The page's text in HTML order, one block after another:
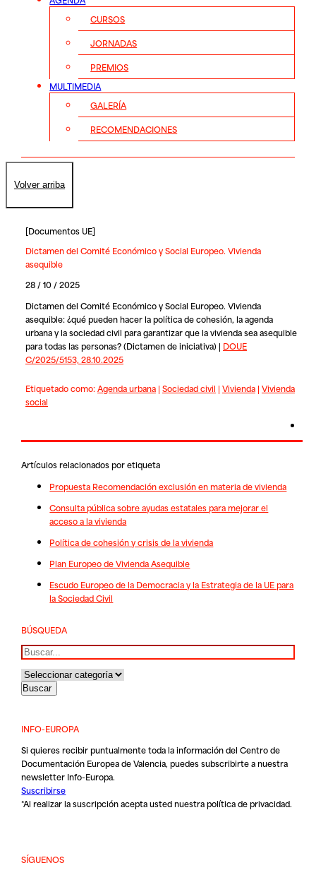
CURSOS
JORNADAS
PREMIOS
MULTIMEDIA
GALERÍA
RECOMENDACIONES
Volver arriba
[Documentos UE]
Dictamen del Comité Económico y Social Europeo. Vivienda
asequible
28 / 10 / 2025
Dictamen del Comité Económico y Social Europeo. Vivienda
asequible: ¿qué pueden hacer la política de cohesión, la agenda
urbana y la sociedad civil para garantizar que la vivienda sea asequible
para todas las personas? (Dictamen de iniciativa) | DOUE
C/2025/5153, 28.10.2025
Etiquetado como:Agenda urbana| Sociedad civil | Vivienda| Vivienda
social
Artículos relacionados por etiqueta
Propuesta Recomendación exclusión en materia de vivienda
Consulta pública sobre ayudas estatales para mejorar el
acceso a la vivienda
Política de cohesión y crisis de la vivienda
Plan Europeo de Vivienda Asequible
Escudo Europeo de la Democracia y la Estrategia de la UE para
la Sociedad Civil
BÚSQUEDA
Buscar
INFO-EUROPA
Si quieres recibir puntualmente toda la información del Centro de
Documentación Europea de Valencia, puedes subscribirte a nuestra
newsletter Info-Europa.
Suscribirse
*Al realizar la suscripción acepta usted nuestrapolítica de privacidad.
SÍGUENOS